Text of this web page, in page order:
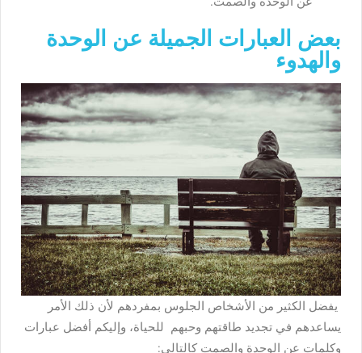
بعض العبارات الجميلة عن الوحدة
والهدوء
يفضل الكثير من الأشخاص الجلوس بمفردهم لأن ذلك الأمر
يساعدهم في تجديد طاقتهم وحبهم للحياة، وإليكم أفضل عبارات
وكلمات عن الوحدة والصمت كالتالي: